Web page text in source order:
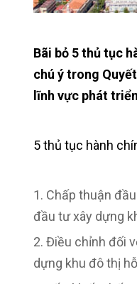
Bãi bỏ 5 thủ tục
chú ý trong
lĩnh vực phát
5 thủ tục hành
Chấp thuận
đầu tư xây dựng
Điều chỉnh đối
dựng khu đô thị